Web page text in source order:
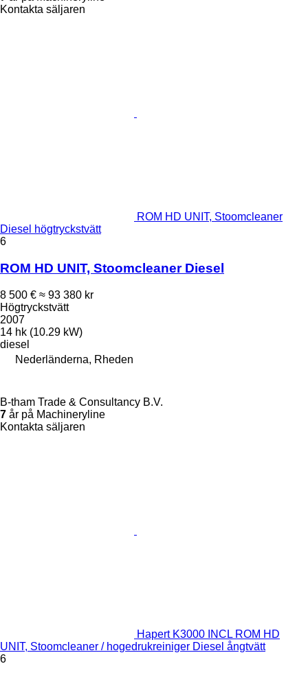
Kontakta säljaren
ROM HD UNIT, Stoomcleaner
Diesel högtryckstvätt
6
ROM HD UNIT, Stoomcleaner Diesel
8 500 € ≈ 93 380 kr
Högtryckstvätt
2007
14 hk (10.29 kW)
diesel
Nederländerna, Rheden
B-tham Trade & Consultancy B.V.
7 år på Machineryline
Kontakta säljaren
Hapert K3000 INCL ROM HD
UNIT, Stoomcleaner / hogedrukreiniger Diesel ångtvätt
6